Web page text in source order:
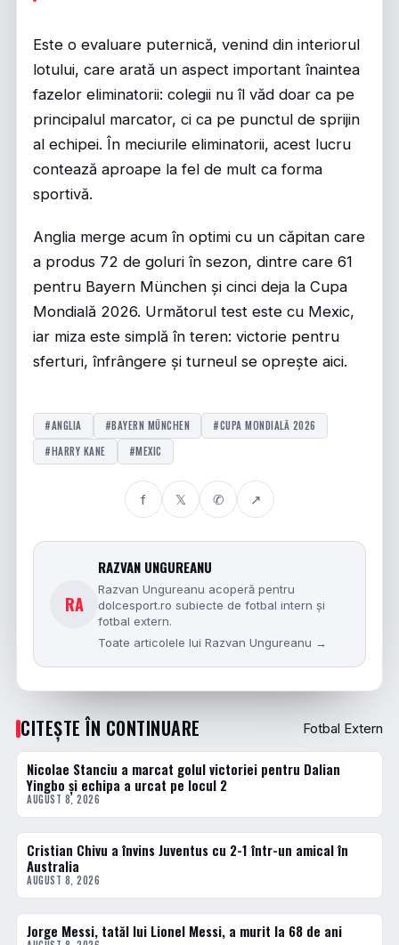
Este o evaluare puternică, venind din interiorul
lotului, care arată un aspect important înaintea
fazelor eliminatorii: colegii nu îl văd doar ca pe
principalul marcator, ci ca pe punctul de sprijin
al echipei. În meciurile eliminatorii, acest lucru
contează aproape la fel de mult ca forma
sportivă.
Anglia merge acum în optimi cu un căpitan care
a produs 72 de goluri în sezon, dintre care 61
pentru Bayern München și cinci deja la Cupa
Mondială 2026. Următorul test este cu Mexic,
iar miza este simplă în teren: victorie pentru
sferturi, înfrângere și turneul se oprește aici.
#ANGLIA #BAYERN MÜNCHEN
#CUPA MONDIALĂ 2026
#HARRY KANE
#MEXIC
f 𝕏 ✆ ↗
RA
RAZVAN UNGUREANU
Razvan Ungureanu acoperă pentru
dolcesport.ro subiecte de fotbal intern și
fotbal extern.
Toate articolele lui Razvan Ungureanu →
CITEȘTE ÎN CONTINUARE Fotbal Extern
FOTBAL EXTERN
Nicolae Stanciu a marcat golul victoriei pentru Dalian
Yingbo și echipa a urcat pe locul 2
AUGUST 8, 2026
FOTBAL EXTERN
Cristian Chivu a învins Juventus cu 2-1 într-un amical în
Australia
AUGUST 8, 2026
FOTBAL EXTERN
Jorge Messi, tatăl lui Lionel Messi, a murit la 68 de ani